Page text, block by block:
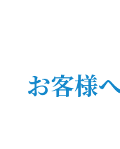
お客様